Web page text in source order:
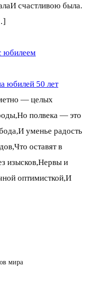
счастливою была.
юбилеем
юбилей 50 лет
— целых
полвека — это
уменье радость
оставят в
изысков,Нервы и
оптимисткой,И
мира